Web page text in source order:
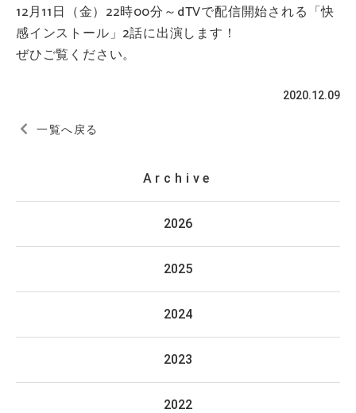
12月11日（金）22時00分～dTVで配信開始される「快
感インストール」2話に出演します！
ぜひご覧ください。
2020.12.09
一覧へ戻る
Archive
2026
2025
2024
2023
2022